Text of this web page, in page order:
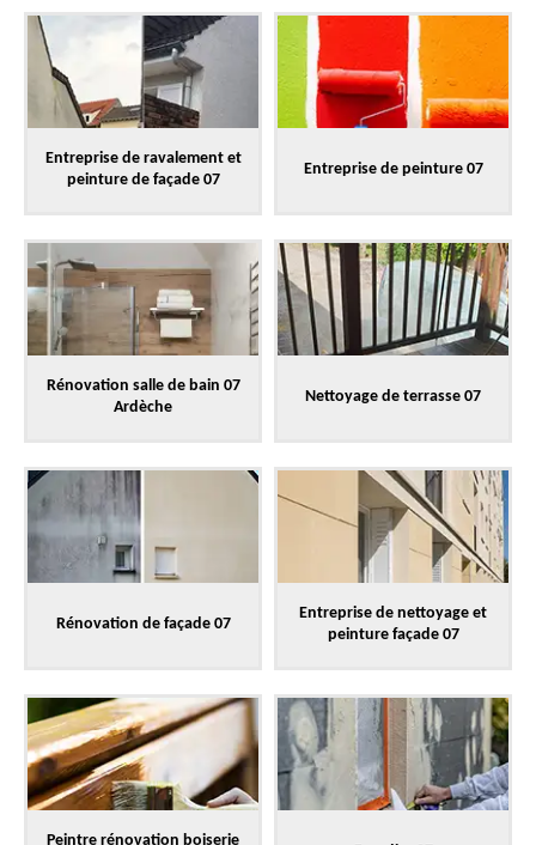
Entreprise de ravalement et
peinture de façade 07
Entreprise de peinture 07
Rénovation salle de bain 07
Ardèche
Nettoyage de terrasse 07
Rénovation de façade 07
Entreprise de nettoyage et
peinture façade 07
Peintre rénovation boiserie